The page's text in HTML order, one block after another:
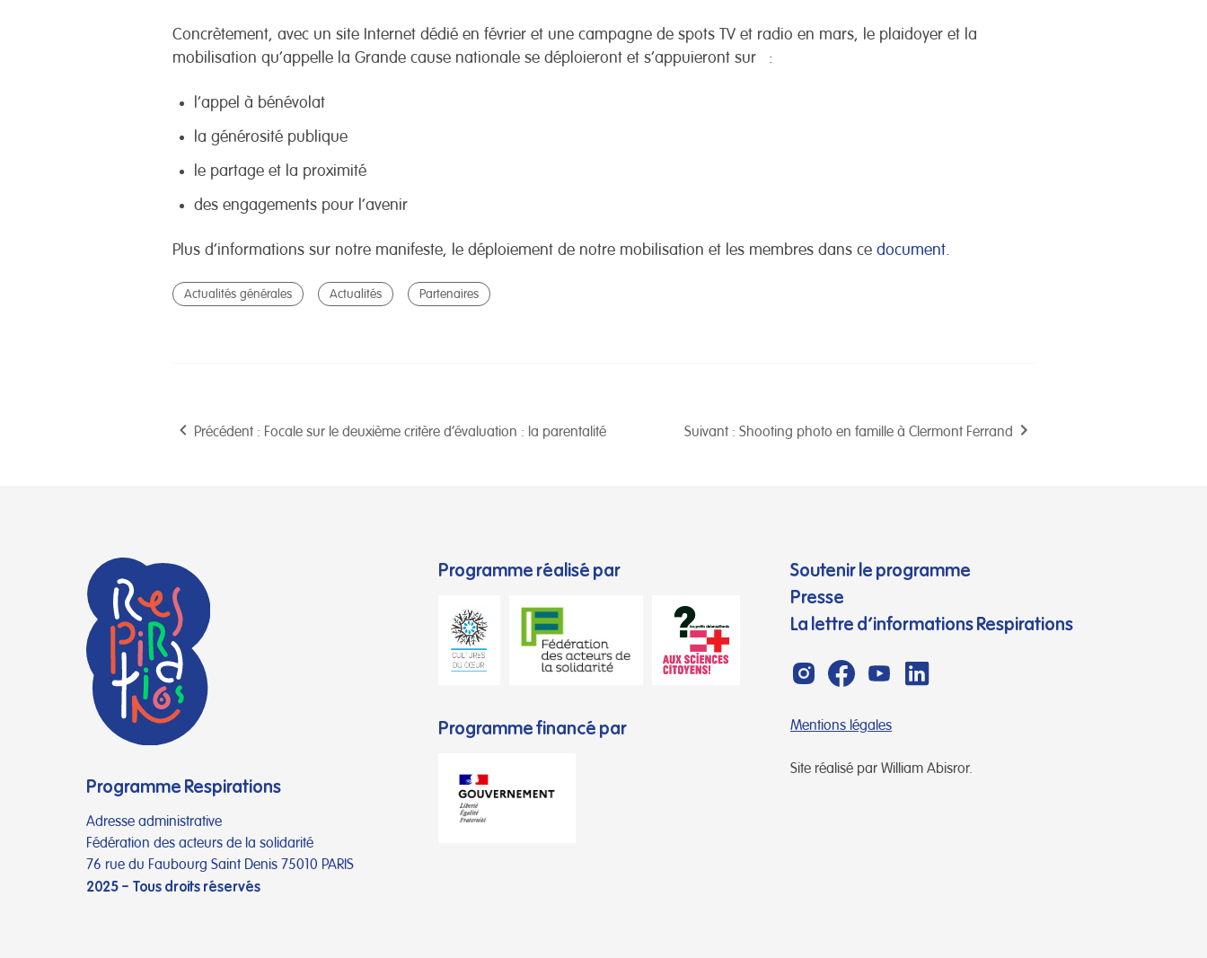
Concrètement, avec un site Internet dédié en février et une campagne de spots TV et radio en mars, le plaidoyer et la
mobilisation qu’appelle la Grande cause nationale se déploieront et s’appuieront sur :
l’appel à bénévolat
la générosité publique
le partage et la proximité
des engagements pour l’avenir
Plus d’informations sur notre manifeste, le déploiement de notre mobilisation et les membres dans ce document
Actualités générales Actualités Partenaires
Précédent : Focale sur le deuxième critère d’évaluation : la parentalité Suivant : Shooting photo en famille à Clermont Ferrand
Programme Respirations
Adresse administrative
Fédération des acteurs de la solidarité
76 rue du Faubourg Saint Denis 75010 PARIS
2025 – Tous droits réservés
Programme réalisé par
Programme financé par
Soutenir le programme
Presse
La lettre d’informations Respirations
Mentions légales
Site réalisé par William Abisror.